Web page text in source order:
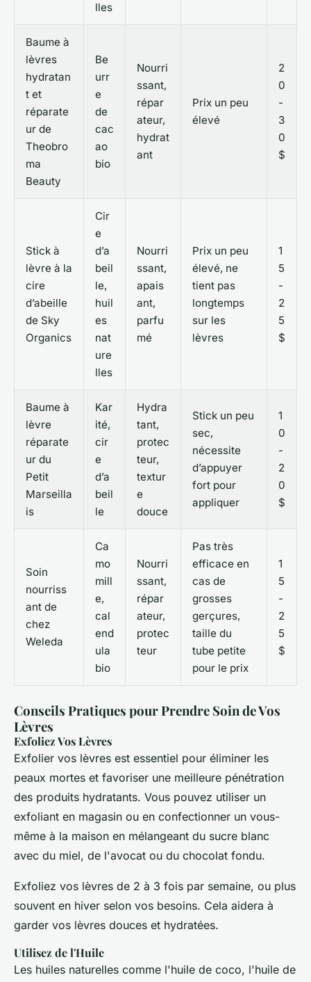
lles
Baume à
lèvres
hydratan
t et
réparate
ur de
Theobro
ma
Beauty
Be
urr
e
de
cac
ao
bio
Nourri
ssant,
répar
ateur,
hydrat
ant
Prix un peu
élevé
2
0
-
3
0
$
Stick à
lèvre à la
cire
d’abeille
de Sky
Organics
Cir
e
d’a
beil
le,
huil
es
nat
ure
lles
Nourri
ssant,
apais
ant,
parfu
mé
Prix un peu
élevé, ne
tient pas
longtemps
sur les
lèvres
1
5
-
2
5
$
Baume à
lèvre
réparate
ur du
Petit
Marseilla
is
Kar
ité,
cir
e
d’a
beil
le
Hydra
tant,
protec
teur,
textur
e
douce
Stick un peu
sec,
nécessite
d’appuyer
fort pour
appliquer
1
0
-
2
0
$
Soin
nourriss
ant de
chez
Weleda
Ca
mo
mill
e,
cal
end
ula
bio
Nourri
ssant,
répar
ateur,
protec
teur
Pas très
efficace en
cas de
grosses
gerçures,
taille du
tube petite
pour le prix
1
5
-
2
5
$
Conseils Pratiques pour Prendre Soin de Vos
Lèvres
Exfoliez Vos Lèvres
Exfolier vos lèvres est essentiel pour éliminer les
peaux mortes et favoriser une meilleure pénétration
des produits hydratants. Vous pouvez utiliser un
exfoliant en magasin ou en confectionner un vous-
même à la maison en mélangeant du sucre blanc
avec du miel, de l'avocat ou du chocolat fondu.
Exfoliez vos lèvres de 2 à 3 fois par semaine, ou plus
souvent en hiver selon vos besoins. Cela aidera à
garder vos lèvres douces et hydratées.
Utilisez de l'Huile
Les huiles naturelles comme l'huile de coco, l'huile de